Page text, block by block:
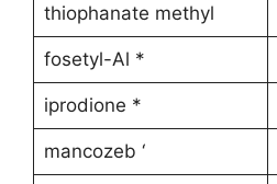
thiophanate methyl
fosetyl-Al *
iprodione *
mancozeb ‘